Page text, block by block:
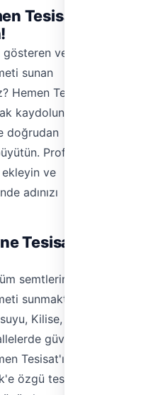
Tesisat'a
ve
sunan
Hemen Tesisat
kaydolun,
doğrudan
Profilinizi
ekleyin ve
adınızı
Tesisatçı
semtlerinde
sunmaktadır.
Kilise,
güvenilir
Tesisat'ı tercih
özgü tesisat